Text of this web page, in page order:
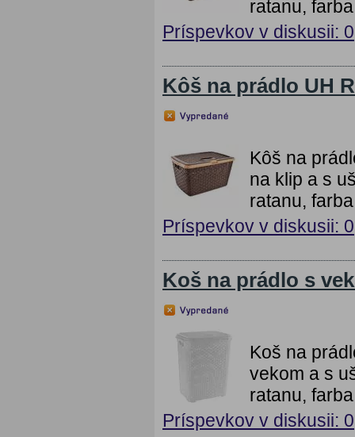
ratanu,
Príspevkov v diskusii: 0
Kôš na prádlo UH
Kôš na
na klip a s
ratanu,
Príspevkov v diskusii: 0
Koš na prádlo s
Koš na
vekom a s
ratanu,
Príspevkov v diskusii: 0